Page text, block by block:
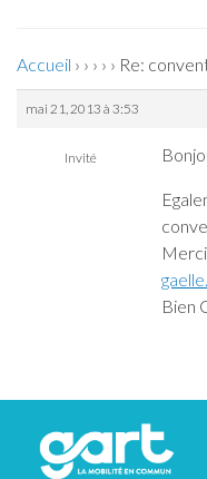
Accueil › › › › › Re:
mai 21, 2013 à 3:53
Invité
Bien